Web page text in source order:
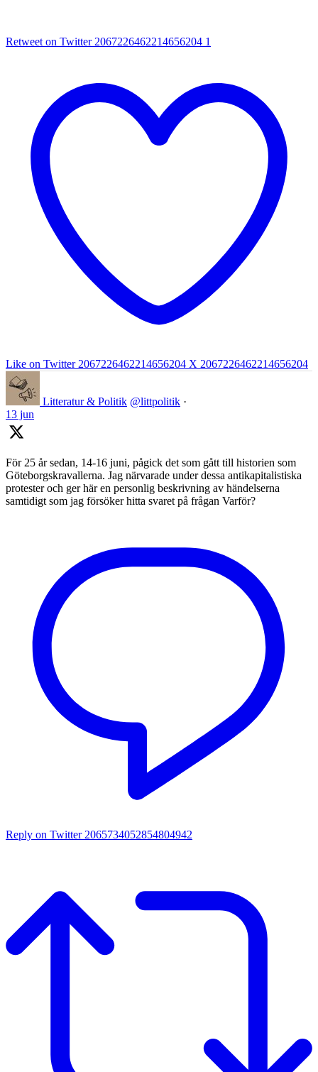
Retweet on Twitter 2067226462214656204 1
Like on Twitter 2067226462214656204 X 2067226462214656204
Litteratur & Politik @littpolitik ·
13 jun
För 25 år sedan, 14-16 juni, pågick det som gått till historien som
Göteborgskravallerna. Jag närvarade under dessa antikapitalistiska
protester och ger här en personlig beskrivning av händelserna
samtidigt som jag försöker hitta svaret på frågan Varför?
Reply on Twitter 2065734052854804942